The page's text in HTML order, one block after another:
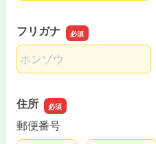
フリガナ
名前の姓
住所
郵便番号